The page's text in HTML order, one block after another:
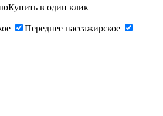
Купить в один клик
Переднее пассажирское